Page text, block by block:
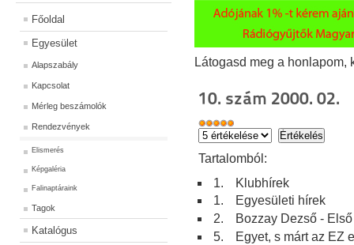
Főoldal
Egyesület
Alapszabály
Kapcsolat
Mérleg beszámolók
Rendezvények
Elismerés
Képgaléria
Falinaptáraink
Tagok
Katalógus
Látogasd meg a honlapom,
10. szám 2000. 02.
Tartalomból:
1.
Klubhírek
1.
Egyesületi hírek
2.
Bozzay Dezső -
5.
Egyet, s márt az EZ